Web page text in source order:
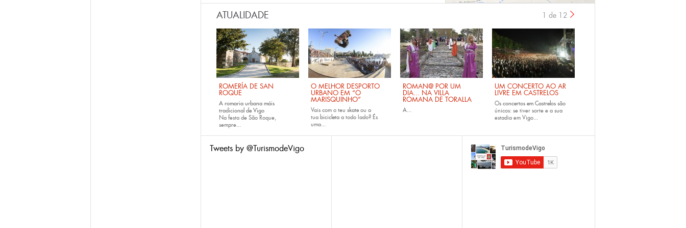
ATUALIDADE
ROMERÍA DE SAN
ROQUE
A romaria urbana máis
tradicional de Vigo
Na festa de São Roque,
sempre...
O MELHOR DESPORTO
URBANO EM “O
MARISQUINHO”
Vais com o teu skateou a
tua bicicleta a todo lado? És
uma...
ROMAN@ POR UM
DIA... NA VILLA
ROMANA DE TORALLA
A...
UM CONCERTO AO AR
LIVRE EM CASTRELOS
Os concertos em Castrelos são
únicos: se tiver sorte e a sua
estadia em Vigo...
1 de 12
Tweets by @TurismodeVigo